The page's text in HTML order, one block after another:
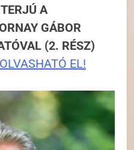
A
GÁBOR
(2. RÉSZ)
EL!